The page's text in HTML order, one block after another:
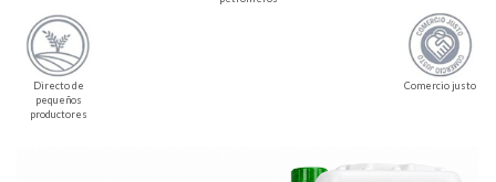
Directo de
pequeños
productores
Comercio justo